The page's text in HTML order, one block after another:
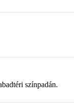
színpadán.